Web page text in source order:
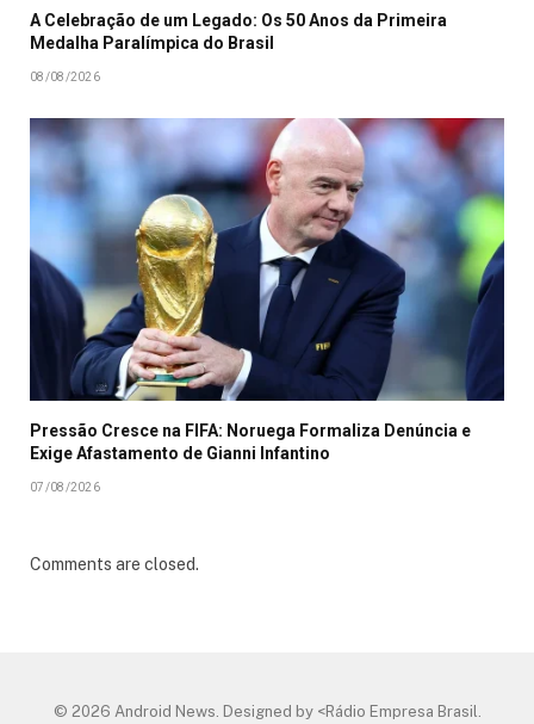
A Celebração de um Legado: Os 50 Anos da Primeira
Medalha Paralímpica do Brasil
08/08/2026
Pressão Cresce na FIFA: Noruega Formaliza Denúncia e
Exige Afastamento de Gianni Infantino
07/08/2026
Comments are closed.
© 2026 Android News. Designed by <Rádio Empresa Brasil.